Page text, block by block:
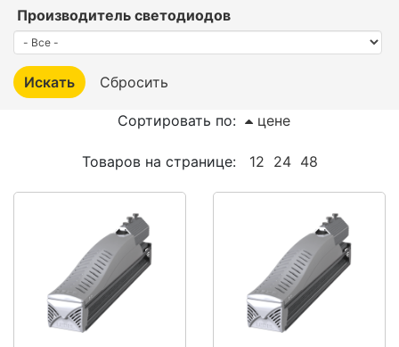
Производитель светодиодов
Сортировать по: цене
Товаров на странице: 12 24 48